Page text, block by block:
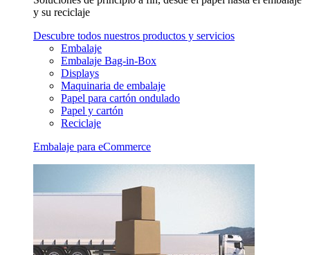
y su reciclaje
Descubre todos nuestros productos y servicios
Embalaje
Embalaje Bag-in-Box
Displays
Maquinaria de embalaje
Papel para cartón ondulado
Papel y cartón
Reciclaje
Embalaje para eCommerce